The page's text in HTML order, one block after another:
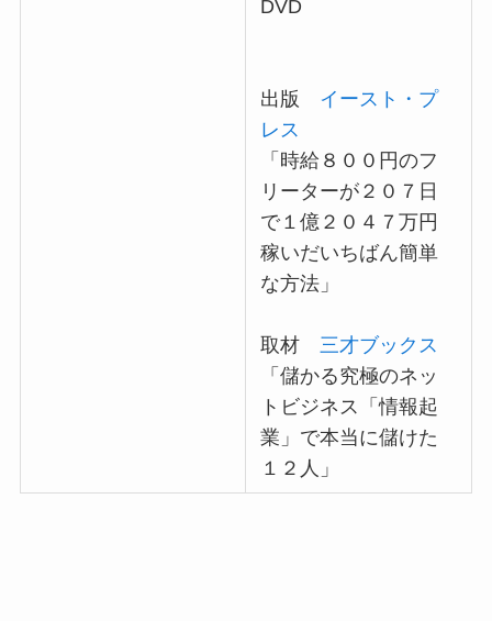
DVD
出版 イースト・プ
レス
「時給８００円のフ
リーターが２０７日
で１億２０４７万円
稼いだいちばん簡単
な方法」
取材三才ブックス
「儲かる究極のネッ
トビジネス「情報起
業」で本当に儲けた
１２人」